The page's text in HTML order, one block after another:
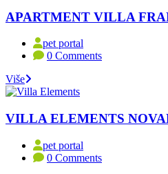
APARTMENT VILLA
pet portal
0 Comments
Više
VILLA ELEMENTS
pet portal
0 Comments